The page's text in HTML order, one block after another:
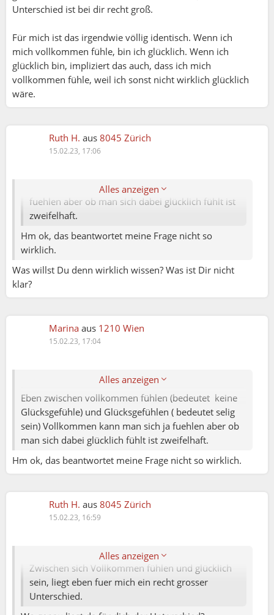
Unterschied ist bei dir recht groß.
Für mich ist das irgendwie völlig identisch. Wenn ich
mich vollkommen fühle, bin ich glücklich. Wenn ich
glücklich bin, impliziert das auch, dass ich mich
vollkommen fühle, weil ich sonst nicht wirklich glücklich
wäre.
Ruth H. aus 8045 Zürich
15.02.23, 17:06
Alles anzeigen
Marina:
bedeutet selig sein) Vollkommen kann man sich ja
fuehlen aber ob man sich dabei glücklich fühlt ist
zweifelhaft.
Hm ok, das beantwortet meine Frage nicht so
wirklich.
Was willst Du denn wirklich wissen? Was ist Dir nicht
klar?
Marina aus 1210 Wien
15.02.23, 17:04
Alles anzeigen
Ruth H.:
Wo genau liegt da für dich der Unterschied?
Eben zwischen vollkommen fühlen (bedeutet keine
Glücksgefühle) und Glücksgefühlen ( bedeutet selig
sein) Vollkommen kann man sich ja fuehlen aber ob
man sich dabei glücklich fühlt ist zweifelhaft.
Hm ok, das beantwortet meine Frage nicht so wirklich.
Ruth H. aus 8045 Zürich
15.02.23, 16:59
Alles anzeigen
Marina:
Zwischen sich Vollkommen fühlen und glücklich
sein, liegt eben fuer mich ein recht grosser
Unterschied.
Ola:
Marina: